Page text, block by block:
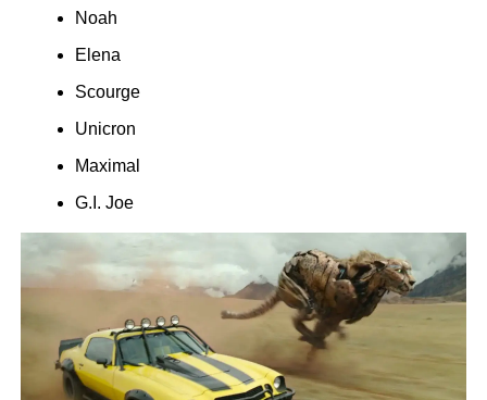
Noah
Elena
Scourge
Unicron
Maximal
G.I. Joe